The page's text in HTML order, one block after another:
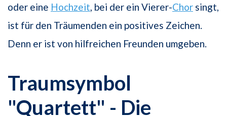
oder eine Hochzeit , bei der ein Vierer-Chor singt,
ist für den Träumenden ein positives Zeichen.
Denn er ist von hilfreichen Freunden umgeben.
Traumsymbol
"Quartett" - Die